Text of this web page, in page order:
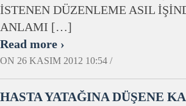
İSTENEN DÜZENLEME ASIL
ANLAMI […]
Read more ›
ON 26 KASIM 2012 10:54 /
HASTA YATAĞINA DÜŞENE